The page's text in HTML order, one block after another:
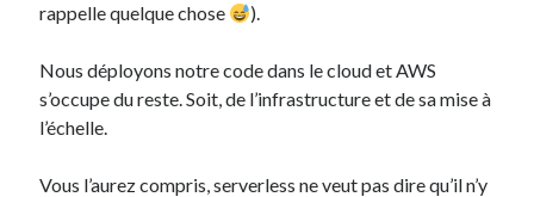
rappelle quelque chose
).
Nous déployons notre code dans le cloud et AWS
s’occupe du reste. Soit, de l’infrastructure et de sa mise à
l’échelle.
Vous l’aurez compris, serverless ne veut pas dire qu’il n’y